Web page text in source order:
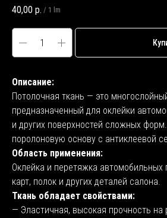
40,00 р. / 1 lm
Описание:
Потолочная ткань — это
предназначенный для оклейки
и других поверхностей сложных
поролоновую основу с антиклеевой
Область применения:
Оклейка и перетяжка автомобильных
карт, полок и других деталей салона.
Ткань обладает свойствами:
— Эластичная, высокая прочность на